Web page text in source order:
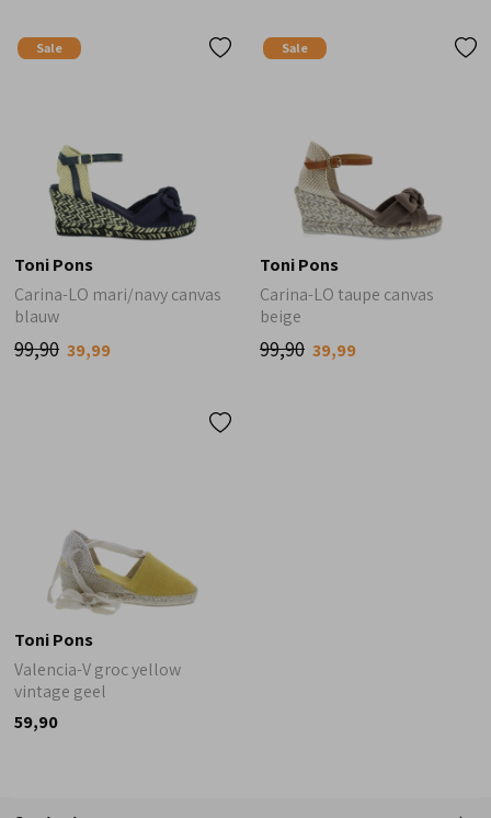
Sale
Toni Pons
Carina-LO mari/navy canvas
blauw
99,90 39,99
Sale
Toni Pons
Carina-LO taupe canvas
beige
99,90 39,99
Toni Pons
Valencia-V groc yellow
vintage geel
59,90